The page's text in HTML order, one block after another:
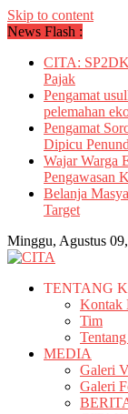
Skip to content
News Flash :
CITA:
Pajak
Pengamat
pelemahan
Pengamat
Dipicu
Wajar Warga
Pengawasan
Belanja
Target
Minggu, Agustus
TENTANG
Kontak
Tim
MEDIA
Galeri
Galeri